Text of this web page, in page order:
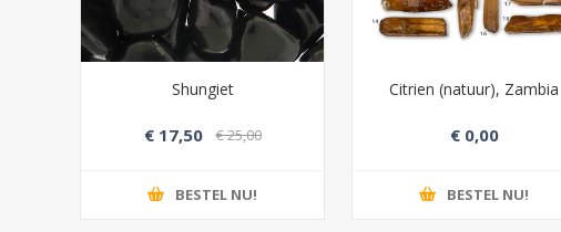
Shungiet
€ 17,50 € 25,00
BESTEL NU!
Citrien (natuur), Zambia
€ 0,00
BESTEL NU!